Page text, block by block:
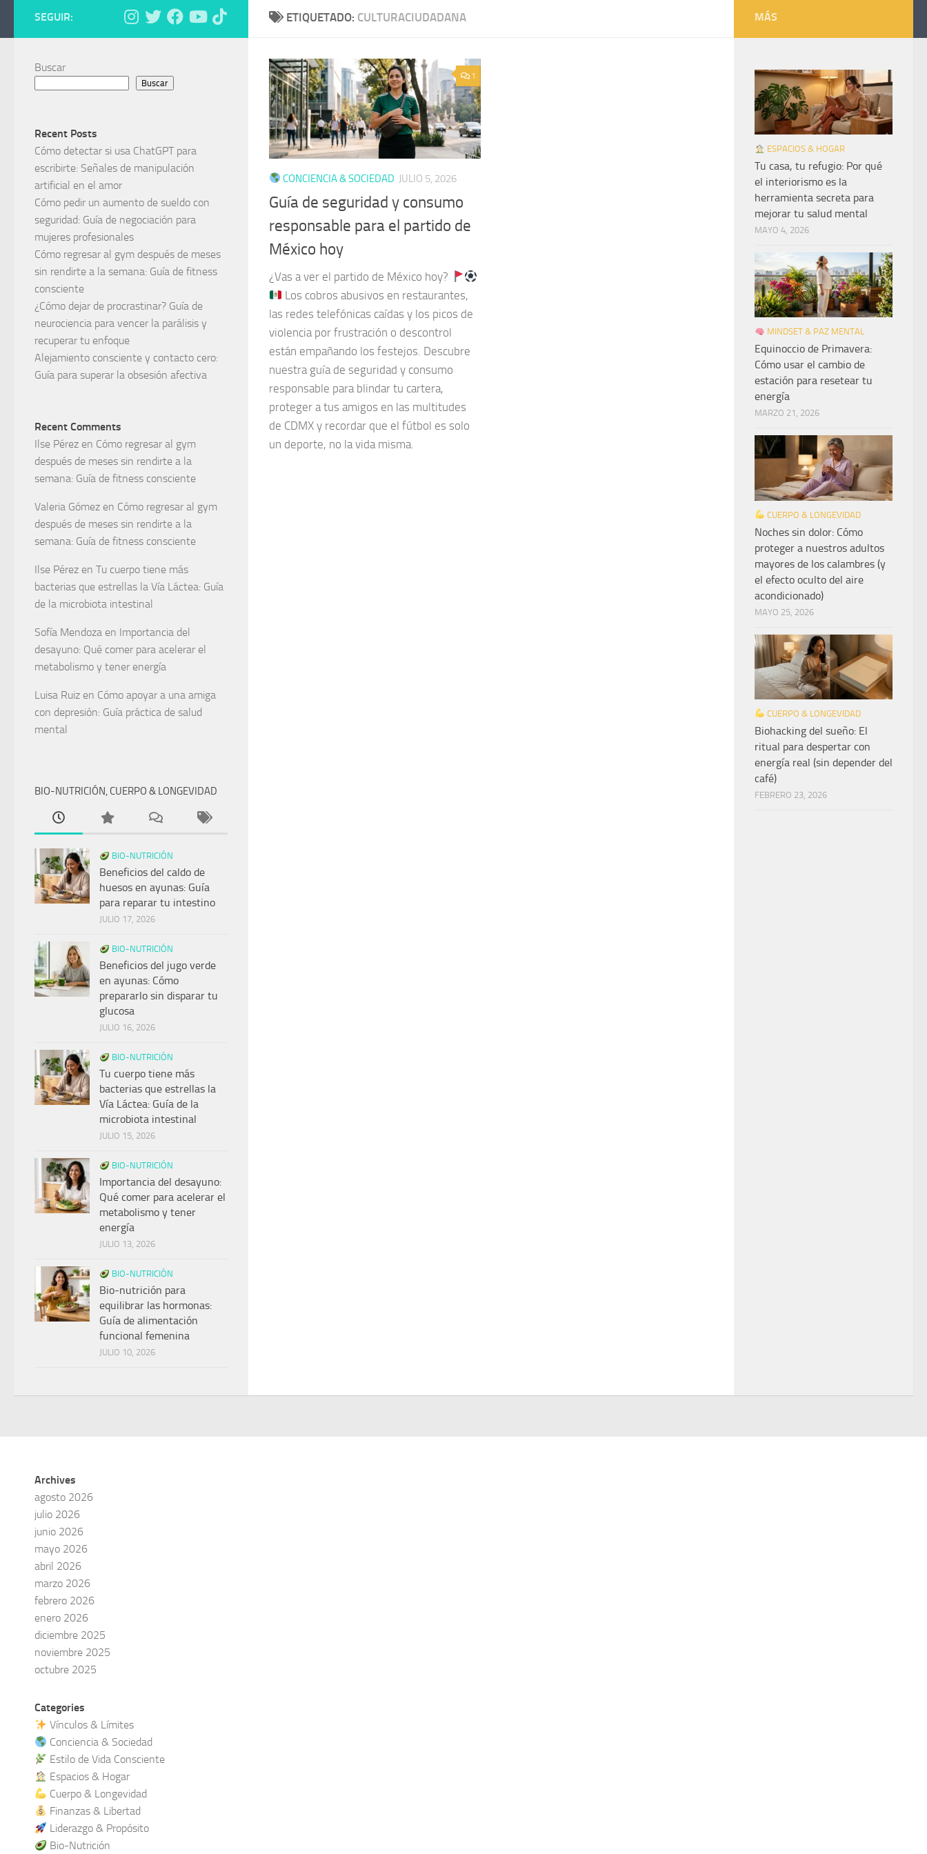
ETIQUETADO: CULTURACIUDADANA
1
CONCIENCIA & SOCIEDAD JULIO 5, 2026
Guía de seguridad y consumo
responsable para el partido de
México hoy
¿Vas a ver el partido de México hoy?
Los cobros abusivos en restaurantes,
las redes telefónicas caídas y los picos de
violencia por frustración o descontrol
están empañando los festejos. Descubre
nuestra guía de seguridad y consumo
responsable para blindar tu cartera,
proteger a tus amigos en las multitudes
de CDMX y recordar que el fútbol es solo
un deporte, no la vida misma.
SEGUIR:
Buscar
Buscar
Recent Posts
Cómo detectar si usa ChatGPT para
escribirte: Señales de manipulación
artificial en el amor
Cómo pedir un aumento de sueldo con
seguridad: Guía de negociación para
mujeres profesionales
Cómo regresar al gym después de meses
sin rendirte a la semana: Guía de fitness
consciente
¿Cómo dejar de procrastinar? Guía de
neurociencia para vencer la parálisis y
recuperar tu enfoque
Alejamiento consciente y contacto cero:
Guía para superar la obsesión afectiva
Recent Comments
Ilse Pérez en Cómo regresar al gym
después de meses sin rendirte a la
semana: Guía de fitness consciente
Valeria Gómez en Cómo regresar al gym
después de meses sin rendirte a la
semana: Guía de fitness consciente
Ilse Pérez en Tu cuerpo tiene más
bacterias que estrellas la Vía Láctea: Guía
de la microbiota intestinal
Sofía Mendoza en Importancia del
desayuno: Qué comer para acelerar el
metabolismo y tener energía
Luisa Ruiz en Cómo apoyar a una amiga
con depresión: Guía práctica de salud
mental
BIO-NUTRICIÓN, CUERPO & LONGEVIDAD
BIO-NUTRICIÓN
Beneficios del caldo de
huesos en ayunas: Guía
para reparar tu intestino
JULIO 17, 2026
BIO-NUTRICIÓN
Beneficios del jugo verde
en ayunas: Cómo
prepararlo sin disparar tu
glucosa
JULIO 16, 2026
BIO-NUTRICIÓN
Tu cuerpo tiene más
bacterias que estrellas la
Vía Láctea: Guía de la
microbiota intestinal
JULIO 15, 2026
BIO-NUTRICIÓN
Importancia del desayuno:
Qué comer para acelerar el
metabolismo y tener
energía
JULIO 13, 2026
BIO-NUTRICIÓN
Bio-nutrición para
equilibrar las hormonas:
Guía de alimentación
funcional femenina
JULIO 10, 2026
MÁS
ESPACIOS & HOGAR
Tu casa, tu refugio: Por qué
el interiorismo es la
herramienta secreta para
mejorar tu salud mental
MAYO 4, 2026
MINDSET & PAZ MENTAL
Equinoccio de Primavera:
Cómo usar el cambio de
estación para resetear tu
energía
MARZO 21, 2026
CUERPO & LONGEVIDAD
Noches sin dolor: Cómo
proteger a nuestros adultos
mayores de los calambres (y
el efecto oculto del aire
acondicionado)
MAYO 25, 2026
CUERPO & LONGEVIDAD
Biohacking del sueño: El
ritual para despertar con
energía real (sin depender del
café)
FEBRERO 23, 2026
Archives
agosto 2026
julio 2026
junio 2026
mayo 2026
abril 2026
marzo 2026
febrero 2026
enero 2026
diciembre 2025
noviembre 2025
octubre 2025
Categories
Vínculos & Límites
Conciencia & Sociedad
Estilo de Vida Consciente
Espacios & Hogar
Cuerpo & Longevidad
Finanzas & Libertad
Liderazgo & Propósito
Bio-Nutrición